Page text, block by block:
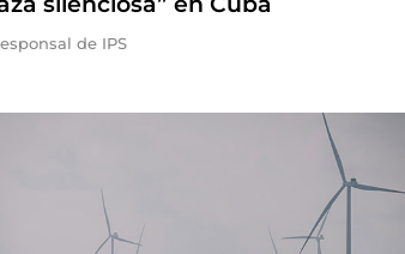
de IPS